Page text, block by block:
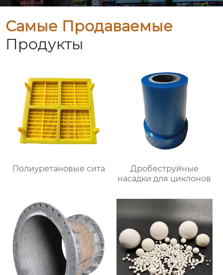
Самые Продаваемые
Продукты
Полиуретановые сита
Дробеструйные
насадки для циклонов